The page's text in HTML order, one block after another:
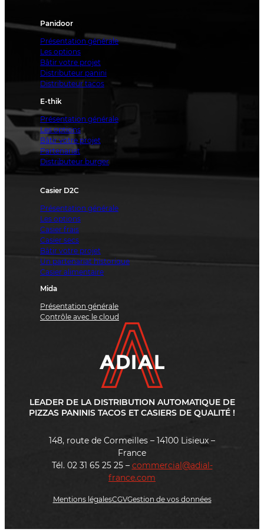
Panidoor
Présentation générale
Les options
Bâtir votre projet
Distributeur panini
Distributeur tacos
E-thik
Présentation générale
Les options
Bâtir votre projet
Partenariat
Distributeur burger
Casier D2C
Présentation générale
Les options
Casier frais
Casier secs
Bâtir votre projet
Un partenariat historique
Casier alimentaire
Mida
Présentation générale
Contrôle avec le cloud
LEADER DE LA DISTRIBUTION AUTOMATIQUE DE
PIZZAS PANINIS TACOS ET CASIERS DE QUALITÉ !
148, route de Cormeilles – 14100 Lisieux –
France
Tél. 02 31 65 25 25 – commercial@adial-
france.com
Mentions légalesCGVGestion de vos données